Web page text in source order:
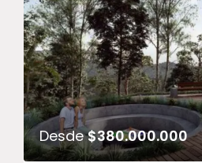
Desde$380.000.000